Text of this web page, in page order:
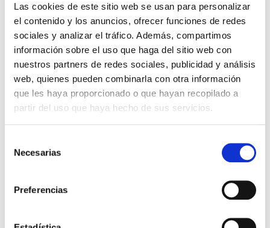
Las cookies de este sitio web se usan para personalizar
el contenido y los anuncios, ofrecer funciones de redes
sociales y analizar el tráfico. Además, compartimos
información sobre el uso que haga del sitio web con
nuestros partners de redes sociales, publicidad y análisis
web, quienes pueden combinarla con otra información
que les haya proporcionado o que hayan recopilado a
partir del uso que haya hecho de sus servicios.
Necesarias
Preferencias
Garrido
9,99€ 0,50€ (5%)
9,49€
Stock:-
Comprar
13,99€ 0,70€ (5%)
13,29€
Stock:-
Comprar